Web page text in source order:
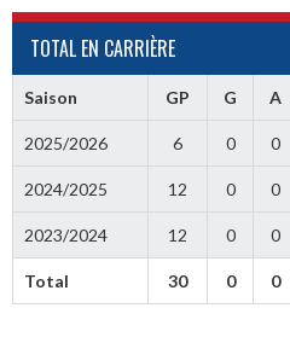
TOTAL EN CARRIÈRE
Saison GP G A
2025/2026 6 0 0
2024/2025 12 0 0
2023/2024 12 0 0
Total 30 0 0